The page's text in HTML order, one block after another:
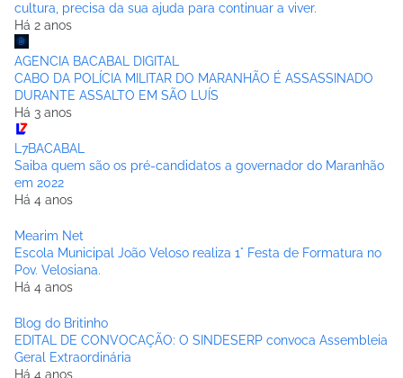
cultura, precisa da sua ajuda para continuar a viver.
Há 2 anos
AGENCIA BACABAL DIGITAL
CABO DA POLÍCIA MILITAR DO MARANHÃO É ASSASSINADO
DURANTE ASSALTO EM SÃO LUÍS
Há 3 anos
L7BACABAL
Saiba quem são os pré-candidatos a governador do Maranhão
em 2022
Há 4 anos
Mearim Net
Escola Municipal João Veloso realiza 1° Festa de Formatura no
Pov. Velosiana.
Há 4 anos
Blog do Britinho
EDITAL DE CONVOCAÇÃO: O SINDESERP convoca Assembleia
Geral Extraordinária
Há 4 anos